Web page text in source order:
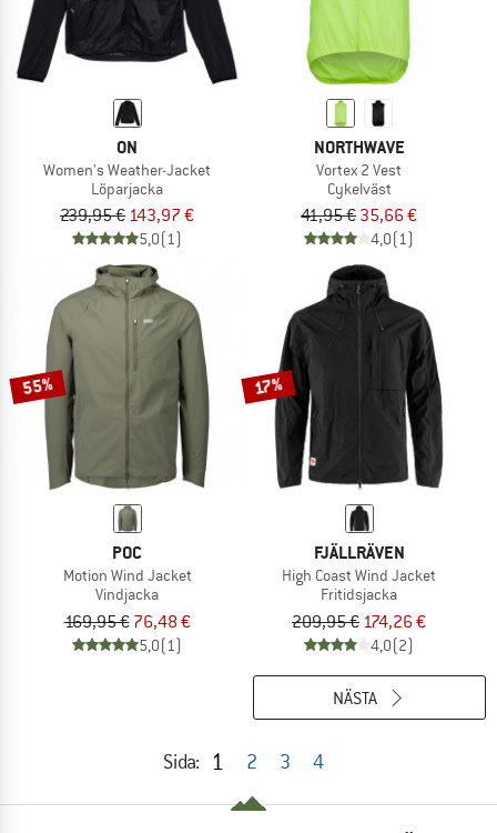
ON
Women's Weather-Jacket
Löparjacka
239,95 € 143,97 €
5,0(1)
NORTHWAVE
Vortex 2 Vest
Cykelväst
41,95 € 35,66 €
4,0(1)
55%
POC
Motion Wind Jacket
Vindjacka
169,95 € 76,48 €
5,0(1)
17%
FJÄLLRÄVEN
High Coast Wind Jacket
Fritidsjacka
209,95 € 174,26 €
4,0(2)
Sida: 1 2 3 4
NÄSTA